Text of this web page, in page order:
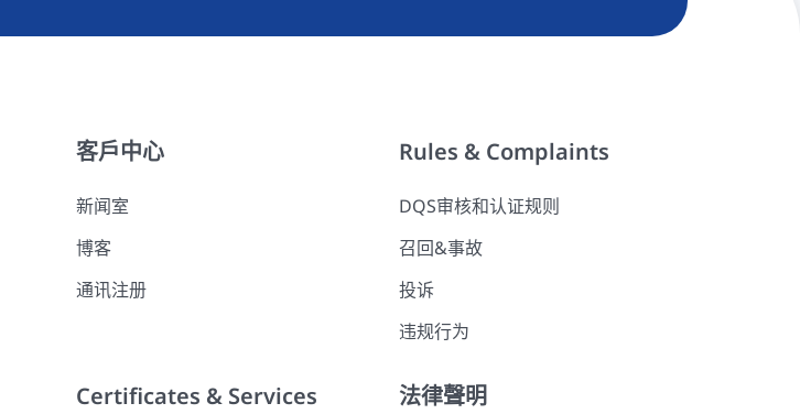
客戶中心
新闻室
博客
通讯注册
Rules & Complaints
DQS审核和认证规则
召回&事故
投诉
违规行为
Certificates & Services 法律聲明